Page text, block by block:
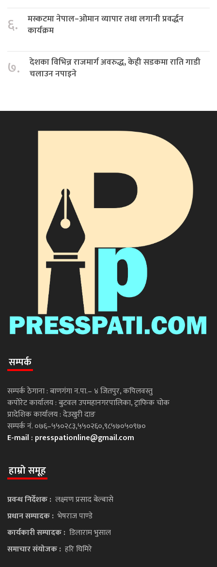
६.
मस्कटमा नेपाल–ओमान व्यापार तथा लगानी प्रवर्द्धन
कार्यक्रम
७.
देशका विभिन्न राजमार्ग अवरुद्ध, केही सडकमा राति गाडी
चलाउन नपाइने
सम्पर्क
सम्पर्क ठेगाना : बाणगंगा न.पा.– ४ जितपुर, कपिलवस्तु
कपोरेट कार्यालय : बुटवल उपमहानगरपालिका, ट्राफिक चोक
प्रादेशिक कार्यालय : देउखुरी दाङ
सम्पर्क नं. ०७६–५५०२८३,५५०२६०,९८५७०५०९७०
E-mail : presspationline@gmail.com
हाम्रो समूह
प्रवन्ध निर्देशक : लक्ष्मण प्रसाद बेल्बासे
प्रधान सम्पादक : भेषराज पाण्डे
कार्यकारी सम्पादक : डिलाराम भुसाल
समाचार संयोजक : हरि घिमिरे